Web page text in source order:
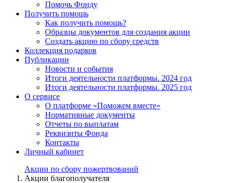
Помочь Фонду
Получить помощь
Как получить помощь?
Образцы документов для создания акции
Создать акцию по сбору средств
Коллекция подарков
Публикации
Новости и события
Итоги деятельности платформы. 2024 год
Итоги деятельности платформы. 2025 год
О сервисе
О платформе «Поможем вместе»
Нормативные документы
Отчеты по выплатам
Реквизиты Фонда
Контакты
Личный кабинет
Акции по сбору пожертвований
Акции благополучателя